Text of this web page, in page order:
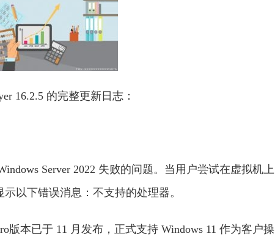
16.2.5 的完整更新日志：
Server 2022 失败的问题。当用户尝试在虚拟机上
以下错误消息：不支持的处理器。
版本已于 11 月发布，正式支持 Windows 11 作为客户操